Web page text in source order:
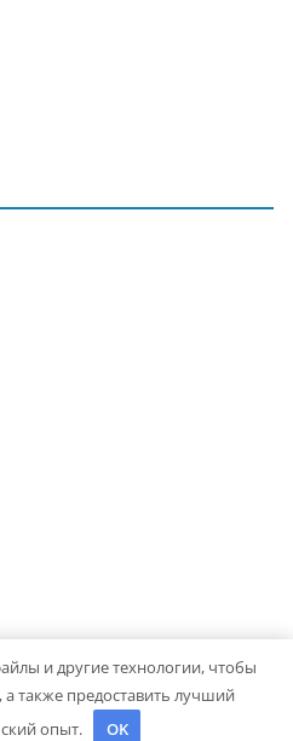
ремонт. Powered byColorMag
и другие технологии, чтобы
также предоставить лучший
опыт.
OK